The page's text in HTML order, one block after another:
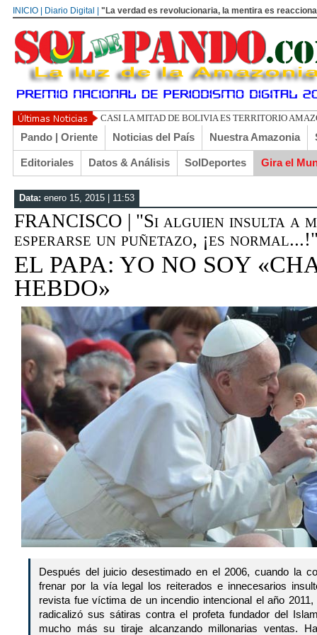
INICIO | Diario Digital | "La verdad es revolucionaria, la mentira es
UN LIBERTARIO
Pando | Oriente Noticias del País Nuestra Amazonia
Editoriales Datos & Análisis SolDeportes Gira el
Data: enero 15, 2015 | 11:53
FRANCISCO | "Si alguien insulta a
esperarse un puñetazo, ¡es
EL PAPA: YO NO SOY
HEBDO»
Después del juicio desestimado en el 2006, cuando la
frenar por la vía legal los reiterados e innecesarios
revista fue víctima de un incendio intencional el año
radicalizó sus sátiras contra el profeta fundador del
mucho más su tiraje alcanzando millonarias ventas.